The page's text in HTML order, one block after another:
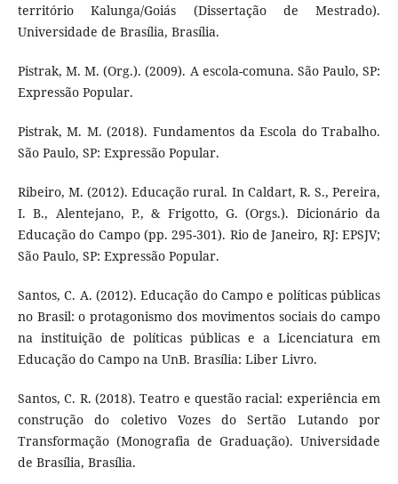
território Kalunga/Goiás (Dissertação de Mestrado).
Universidade de Brasília, Brasília.
Pistrak, M. M. (Org.). (2009). A escola-comuna. São Paulo, SP:
Expressão Popular.
Pistrak, M. M. (2018). Fundamentos da Escola do Trabalho.
São Paulo, SP: Expressão Popular.
Ribeiro, M. (2012). Educação rural. In Caldart, R. S., Pereira,
I. B., Alentejano, P., & Frigotto, G. (Orgs.). Dicionário da
Educação do Campo (pp. 295-301). Rio de Janeiro, RJ: EPSJV;
São Paulo, SP: Expressão Popular.
Santos, C. A. (2012). Educação do Campo e políticas públicas
no Brasil: o protagonismo dos movimentos sociais do campo
na instituição de políticas públicas e a Licenciatura em
Educação do Campo na UnB. Brasília: Liber Livro.
Santos, C. R. (2018). Teatro e questão racial: experiência em
construção do coletivo Vozes do Sertão Lutando por
Transformação (Monografia de Graduação). Universidade
de Brasília, Brasília.